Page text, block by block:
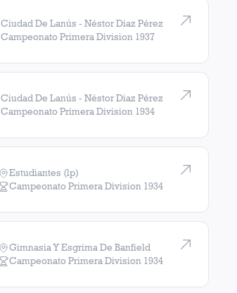
Ciudad De Lanús - Néstor Diaz Pérez
Campeonato Primera Division 1937
Ciudad De Lanús - Néstor Diaz Pérez
Campeonato Primera Division 1934
Estudiantes (lp)
Campeonato Primera Division 1934
Gimnasia Y Esgrima De Banfield
Campeonato Primera Division 1934